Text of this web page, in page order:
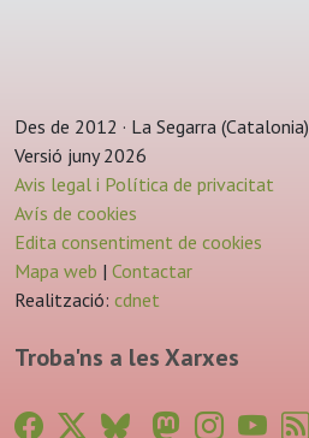
Des de 2012 · La Segarra (Catalonia)
Versió juny 2026
Avis legal i Política de privacitat
Avís de cookies
Edita consentiment de cookies
Mapa web | Contactar
Realització: cdnet
Troba'ns a les Xarxes